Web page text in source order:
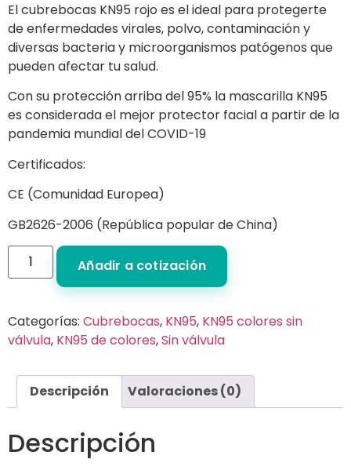
El cubrebocas KN95 rojo es el ideal para protegerte
de enfermedades virales, polvo, contaminación y
diversas bacteria y microorganismos patógenos que
pueden afectar tu salud.
Con su protección arriba del 95% la mascarilla KN95
es considerada el mejor protector facial a partir de la
pandemia mundial del COVID-19
Certificados:
CE (Comunidad Europea)
GB2626-2006 (República popular de China)
Añadir a cotización
Categorías: Cubrebocas, KN95, KN95 colores sin
válvula, KN95 de colores,Sin válvula
Descripción Valoraciones (0)
Descripción